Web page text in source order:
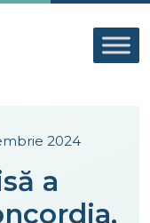
2024
a